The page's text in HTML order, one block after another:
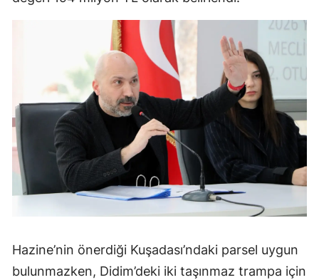
Hazine’nin önerdiği Kuşadası’ndaki parsel uygun
bulunmazken, Didim’deki iki taşınmaz trampa için